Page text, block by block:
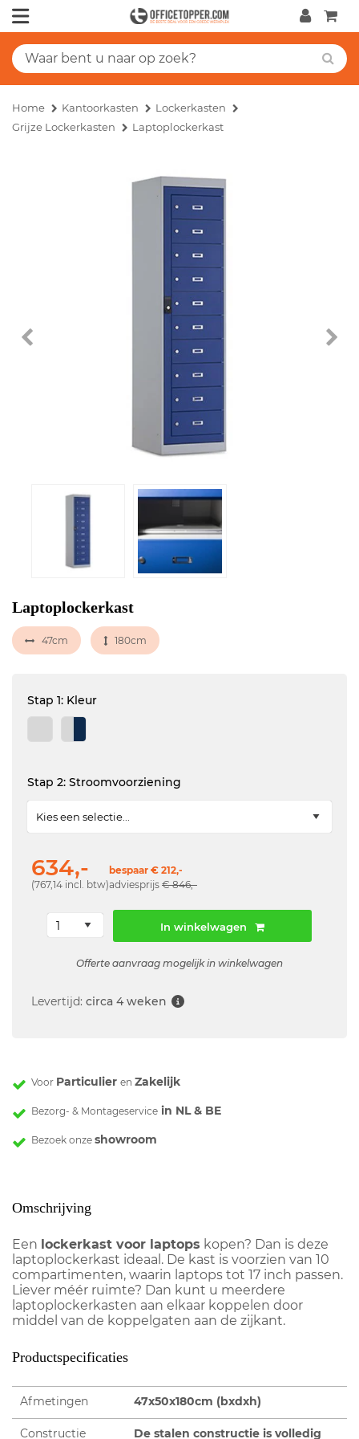
Home Kantoorkasten
Lockerkasten
Grijze Lockerkasten
Laptoplockerkast
Laptoplockerkast
47cm 180cm
Stap 1: Kleur
Stap 2: Stroomvoorziening
634,-
(767,14 incl. btw)
bespaar € 212,-
adviesprijs € 846,-
In winkelwagen
Offerte aanvraag mogelijk in winkelwagen
Levertijd: circa 4 weken
Voor Particulier en Zakelijk
Bezorg- & Montageservice in NL & BE
Bezoek onze showroom
Omschrijving
Een lockerkast voor laptops kopen? Dan is deze
laptoplockerkast ideaal. De kast is voorzien van 10
compartimenten, waarin laptops tot 17 inch passen.
Liever méér ruimte? Dan kunt u meerdere
laptoplockerkasten aan elkaar koppelen door
middel van de koppelgaten aan de zijkant.
Productspecificaties
Afmetingen 47x50x180cm (bxdxh)
Constructie De stalen constructie is volledig